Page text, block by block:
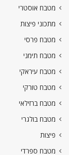
מטבח אוסטרי
מתכוני פיצות
מטבח פרסי
מטבח תימני
מטבח עיראקי
מטבח טורקי
מטבח ברזילאי
מטבח בולגרי
פיצות
מטבח ספרדי